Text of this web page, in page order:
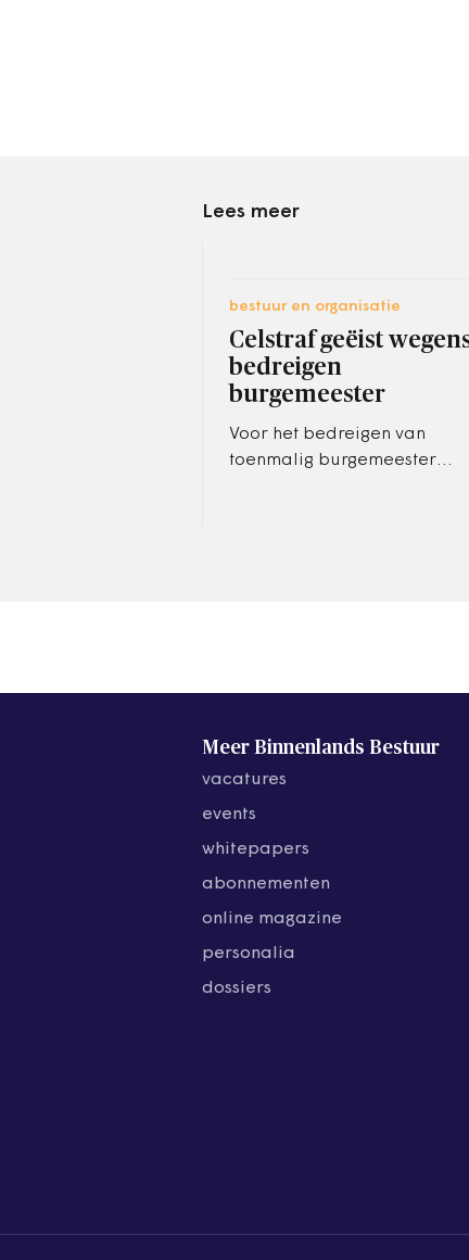
Lees meer
bestuur en organisatie
Celstraf geëist
bedreigen
burgemeester
Voor het bedreigen van
toenmalig burgemeester
Meer Binnenlands Bestuur
vacatures
events
whitepapers
abonnementen
online magazine
personalia
dossiers